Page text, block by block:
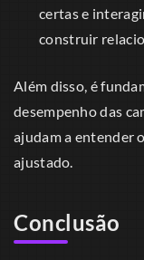
certas e
construir
Além disso, é
desempenho das
ajudam a entender
ajustado.
Conclusão